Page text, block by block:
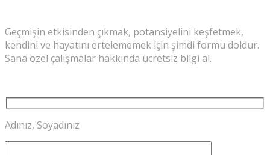
Geçmişin etkisinden çıkmak, potansiyelini keşfetmek,
kendini ve hayatını ertelememek için şimdi formu doldur.
Sana özel çalışmalar hakkında ücretsiz bilgi al.
Adınız, Soyadınız